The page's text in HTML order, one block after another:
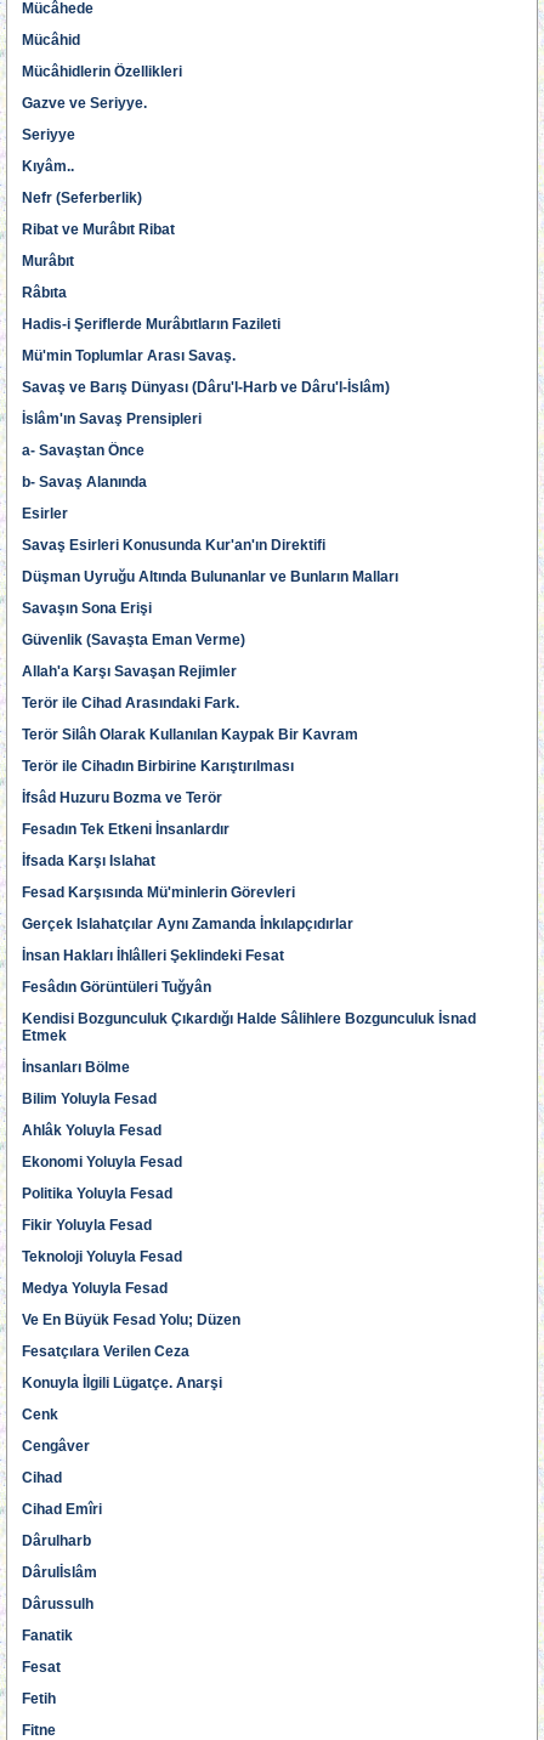
Mücâhede
Mücâhid
Mücâhidlerin Özellikleri
Gazve ve Seriyye.
Seriyye
Kıyâm..
Nefr (Seferberlik)
Ribat ve Murâbıt Ribat
Murâbıt
Râbıta
Hadis-i Şeriflerde Murâbıtların Fazileti
Mü'min Toplumlar Arası Savaş.
Savaş ve Barış Dünyası (Dâru'l-Harb ve Dâru'l-İslâm)
İslâm'ın Savaş Prensipleri
a- Savaştan Önce
b- Savaş Alanında
Esirler
Savaş Esirleri Konusunda Kur'an'ın Direktifi
Düşman Uyruğu Altında Bulunanlar ve Bunların Malları
Savaşın Sona Erişi
Güvenlik (Savaşta Eman Verme)
Allah'a Karşı Savaşan Rejimler
Terör ile Cihad Arasındaki Fark.
Terör Silâh Olarak Kullanılan Kaypak Bir Kavram
Terör ile Cihadın Birbirine Karıştırılması
İfsâd Huzuru Bozma ve Terör
Fesadın Tek Etkeni İnsanlardır
İfsada Karşı Islahat
Fesad Karşısında Mü'minlerin Görevleri
Gerçek Islahatçılar Aynı Zamanda İnkılapçıdırlar
İnsan Hakları İhlâlleri Şeklindeki Fesat
Fesâdın Görüntüleri Tuğyân
Kendisi Bozgunculuk Çıkardığı Halde Sâlihlere Bozgunculuk İsnad
Etmek
İnsanları Bölme
Bilim Yoluyla Fesad
Ahlâk Yoluyla Fesad
Ekonomi Yoluyla Fesad
Politika Yoluyla Fesad
Fikir Yoluyla Fesad
Teknoloji Yoluyla Fesad
Medya Yoluyla Fesad
Ve En Büyük Fesad Yolu; Düzen
Fesatçılara Verilen Ceza
Konuyla İlgili Lügatçe. Anarşi
Cenk
Cengâver
Cihad
Cihad Emîri
Dârulharb
Dârulİslâm
Dârussulh
Fanatik
Fesat
Fetih
Fitne